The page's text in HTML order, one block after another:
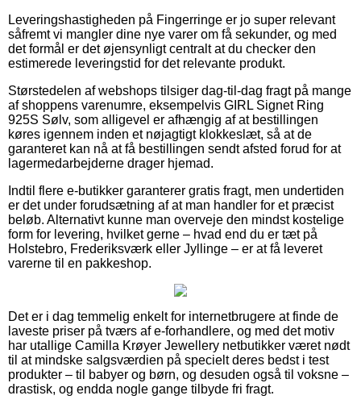
Leveringshastigheden på Fingerringe er jo super relevant
såfremt vi mangler dine nye varer om få sekunder, og med
det formål er det øjensynligt centralt at du checker den
estimerede leveringstid for det relevante produkt.
Størstedelen af webshops tilsiger dag-til-dag fragt på mange
af shoppens varenumre, eksempelvis GIRL Signet Ring
925S Sølv, som alligevel er afhængig af at bestillingen
køres igennem inden et nøjagtigt klokkeslæt, så at de
garanteret kan nå at få bestillingen sendt afsted forud for at
lagermedarbejderne drager hjemad.
Indtil flere e-butikker garanterer gratis fragt, men undertiden
er det under forudsætning af at man handler for et præcist
beløb. Alternativt kunne man overveje den mindst kostelige
form for levering, hvilket gerne – hvad end du er tæt på
Holstebro, Frederiksværk eller Jyllinge – er at få leveret
varerne til en pakkeshop.
Det er i dag temmelig enkelt for internetbrugere at finde de
laveste priser på tværs af e-forhandlere, og med det motiv
har utallige Camilla Krøyer Jewellery netbutikker været nødt
til at mindske salgsværdien på specielt deres bedst i test
produkter – til babyer og børn, og desuden også til voksne –
drastisk, og endda nogle gange tilbyde fri fragt.